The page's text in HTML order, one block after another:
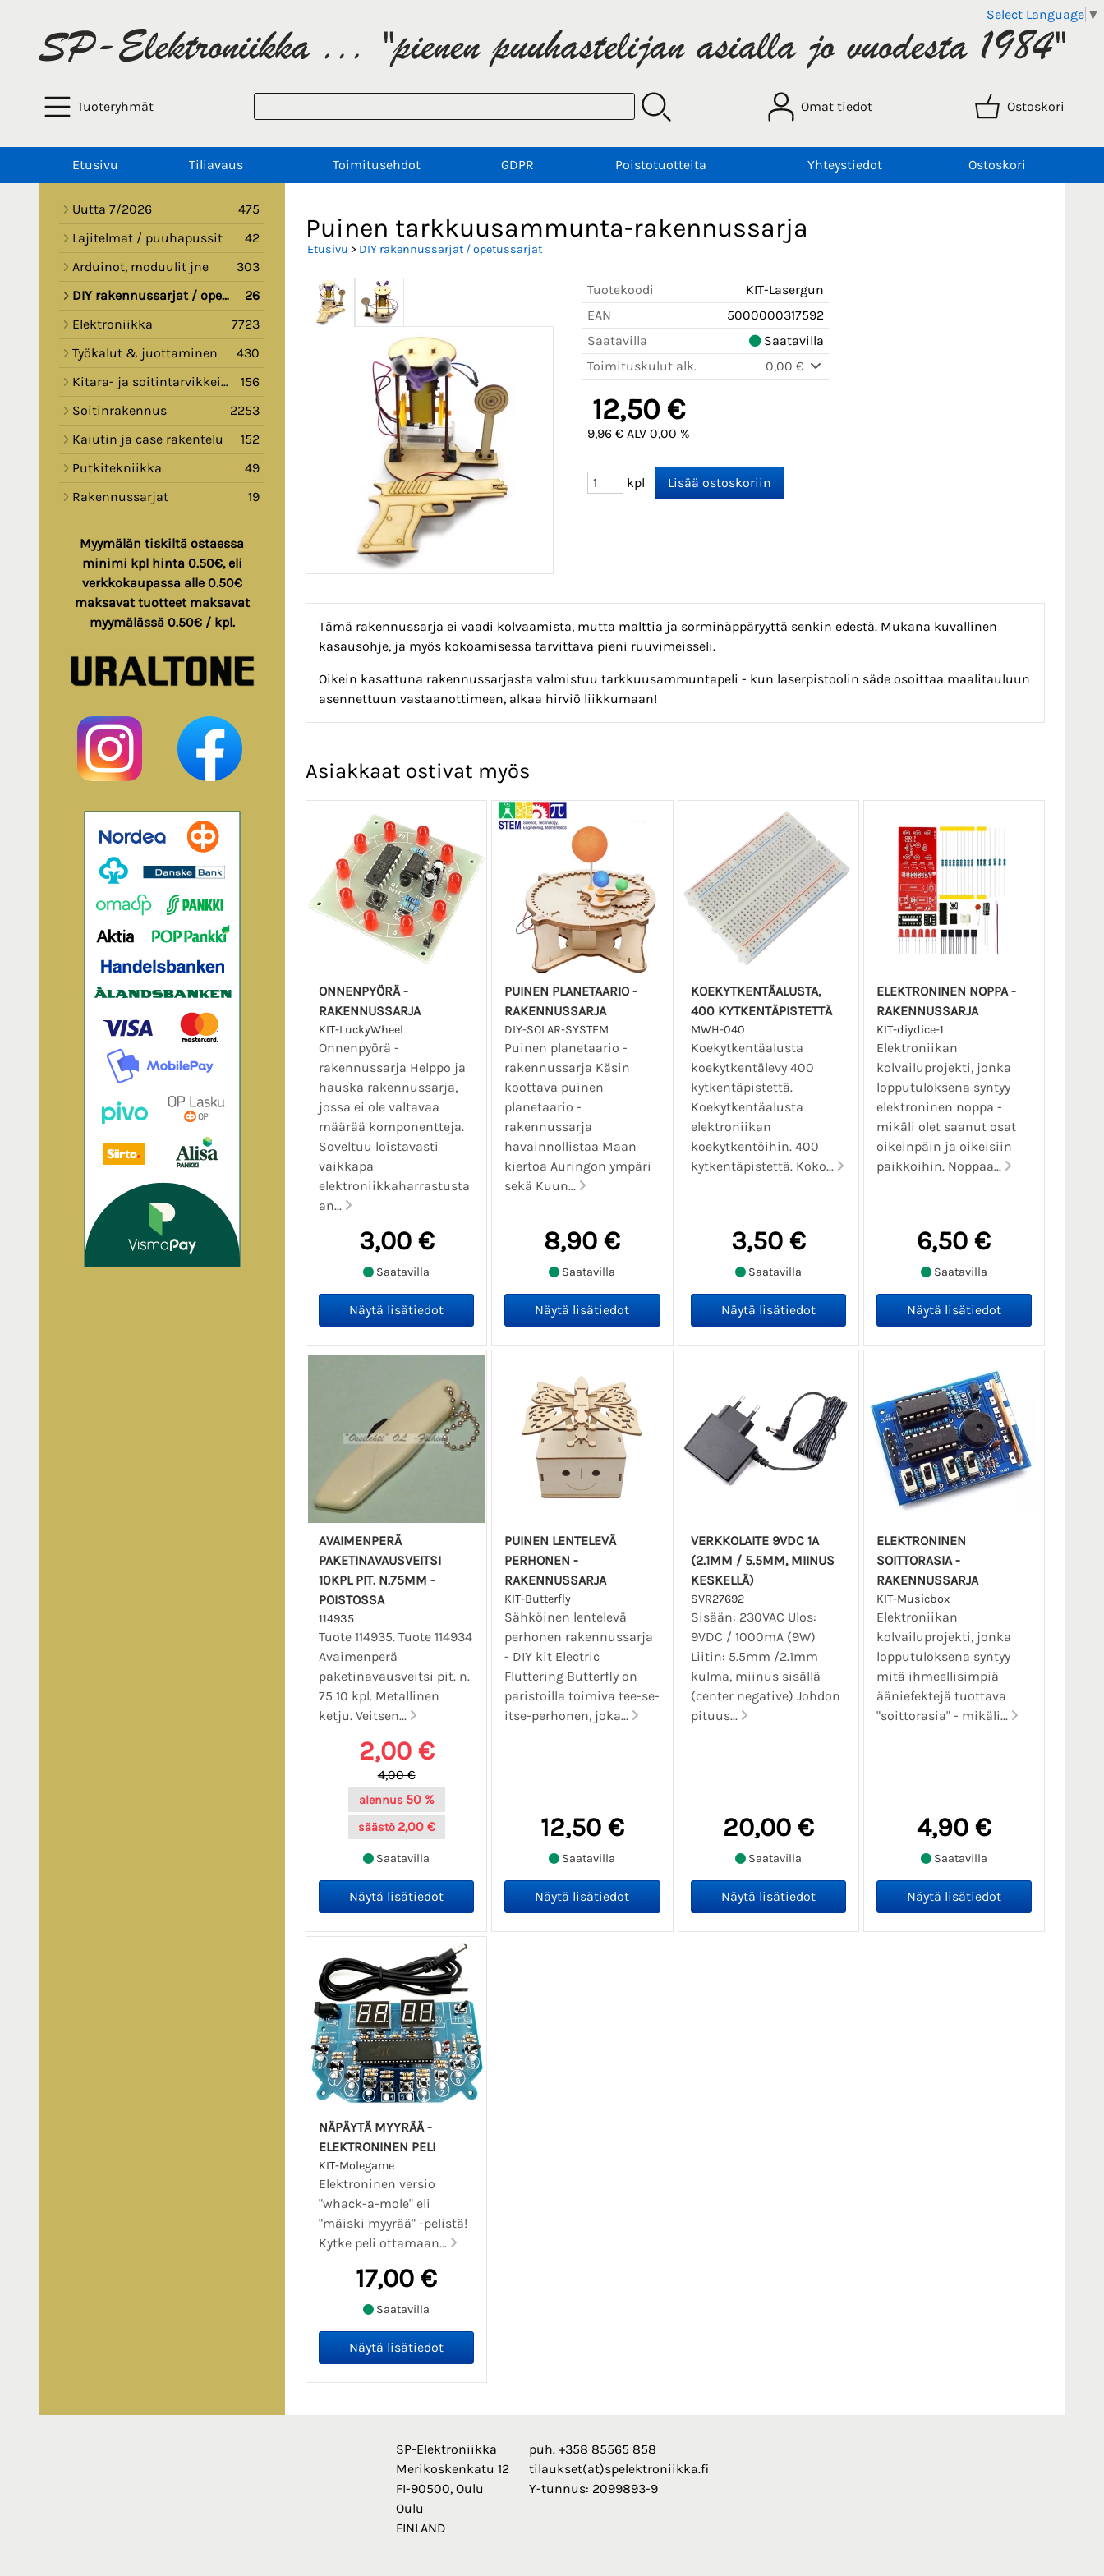
Select Language ▼
Tuoteryhmät Omat tiedot Ostoskori
Etusivu Tiliavaus Toimitusehdot GDPR Poistotuotteita Yhteystiedot Ostoskori
Uutta 7/2026
475
Lajitelmat / puuhapussit
42
Arduinot, moduulit jne
303
DIY rakennussarjat / opetussarjat
26
Elektroniikka
7723
Työkalut & juottaminen
430
Kitara- ja soitintarvikkeita
156
Soitinrakennus
2253
Kaiutin ja case rakentelu
152
Putkitekniikka
49
Rakennussarjat
19
Myymälän tiskiltä ostaessa
minimi kpl hinta 0.50€, eli
verkkokaupassa alle 0.50€
maksavat tuotteet maksavat
myymälässä 0.50€ / kpl.
Puinen tarkkuusammunta-rakennussarja
Etusivu > DIY rakennussarjat / opetussarjat
Tuotekoodi
KIT-Lasergun
EAN
5000000317592
Saatavilla
Saatavilla
Toimituskulut alk.
0,00 €
12,50 €
9,96 € ALV 0,00 %
kpl
Tämä rakennussarja ei vaadi kolvaamista, mutta malttia ja sorminäppäryyttä senkin edestä. Mukana kuvallinen
kasausohje, ja myös kokoamisessa tarvittava pieni ruuvimeisseli.
Oikein kasattuna rakennussarjasta valmistuu tarkkuusammuntapeli - kun laserpistoolin säde osoittaa maalitauluun
asennettuun vastaanottimeen, alkaa hirviö liikkumaan!
Asiakkaat ostivat myös
ONNENPYÖRÄ -
RAKENNUSSARJA
KIT-LuckyWheel
Onnenpyörä -
rakennussarja Helppo ja
hauska rakennussarja,
jossa ei ole valtavaa
määrää komponentteja.
Soveltuu loistavasti
vaikkapa
elektroniikkaharrastusta
an...
3,00 €
Saatavilla
PUINEN PLANETAARIO -
RAKENNUSSARJA
DIY-SOLAR-SYSTEM
Puinen planetaario -
rakennussarja Käsin
koottava puinen
planetaario -
rakennussarja
havainnollistaa Maan
kiertoa Auringon ympäri
sekä Kuun...
8,90 €
Saatavilla
KOEKYTKENTÄALUSTA,
400 KYTKENTÄPISTETTÄ
MWH-040
Koekytkentäalusta
koekytkentälevy 400
kytkentäpistettä.
Koekytkentäalusta
elektroniikan
koekytkentöihin. 400
kytkentäpistettä. Koko...
3,50 €
Saatavilla
ELEKTRONINEN NOPPA -
RAKENNUSSARJA
KIT-diydice-1
Elektroniikan
kolvailuprojekti, jonka
lopputuloksena syntyy
elektroninen noppa -
mikäli olet saanut osat
oikeinpäin ja oikeisiin
paikkoihin. Noppaa...
6,50 €
Saatavilla
AVAIMENPERÄ
PAKETINAVAUSVEITSI
10KPL PIT. N.75MM -
POISTOSSA
114935
Tuote 114935. Tuote 114934
Avaimenperä
paketinavausveitsi pit. n.
75 10 kpl. Metallinen
ketju. Veitsen...
2,00 €
4,00 €
alennus 50 %
säästö 2,00 €
Saatavilla
PUINEN LENTELEVÄ
PERHONEN -
RAKENNUSSARJA
KIT-Butterfly
Sähköinen lentelevä
perhonen rakennussarja
- DIY kit Electric
Fluttering Butterfly on
paristoilla toimiva tee-se-
itse-perhonen, joka...
12,50 €
Saatavilla
VERKKOLAITE 9VDC 1A
(2.1MM / 5.5MM, MIINUS
KESKELLÄ)
SVR27692
Sisään: 230VAC Ulos:
9VDC / 1000mA (9W)
Liitin: 5.5mm /2.1mm
kulma, miinus sisällä
(center negative) Johdon
pituus...
20,00 €
Saatavilla
ELEKTRONINEN
SOITTORASIA -
RAKENNUSSARJA
KIT-Musicbox
Elektroniikan
kolvailuprojekti, jonka
lopputuloksena syntyy
mitä ihmeellisimpiä
ääniefektejä tuottava
"soittorasia" - mikäli...
4,90 €
Saatavilla
NÄPÄYTÄ MYYRÄÄ -
ELEKTRONINEN PELI
KIT-Molegame
Elektroninen versio
"whack-a-mole" eli
"mäiski myyrää" -pelistä!
Kytke peli ottamaan...
17,00 €
Saatavilla
SP-Elektroniikka
Merikoskenkatu 12
FI-90500, Oulu
Oulu
FINLAND
puh. +358 85565 858
tilaukset(at)spelektroniikka.fi
Y-tunnus: 2099893-9